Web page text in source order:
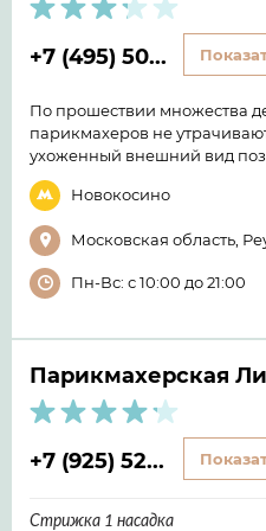
+7 (495) 50...
По прошествии множества
парикмахеров не
ухоженный внешний вид
Новокосино
Московская область,
Пн-Вс: с 10:00 до 21:00
Парикмахерская
+7 (925) 52...
Стрижка 1 насадка